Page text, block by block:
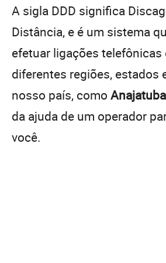
A sigla DDD significa
Distância, e é um sistema
efetuar ligações telefônicas
diferentes regiões, estados
nosso país, como Anajatuba
da ajuda de um operador
você.